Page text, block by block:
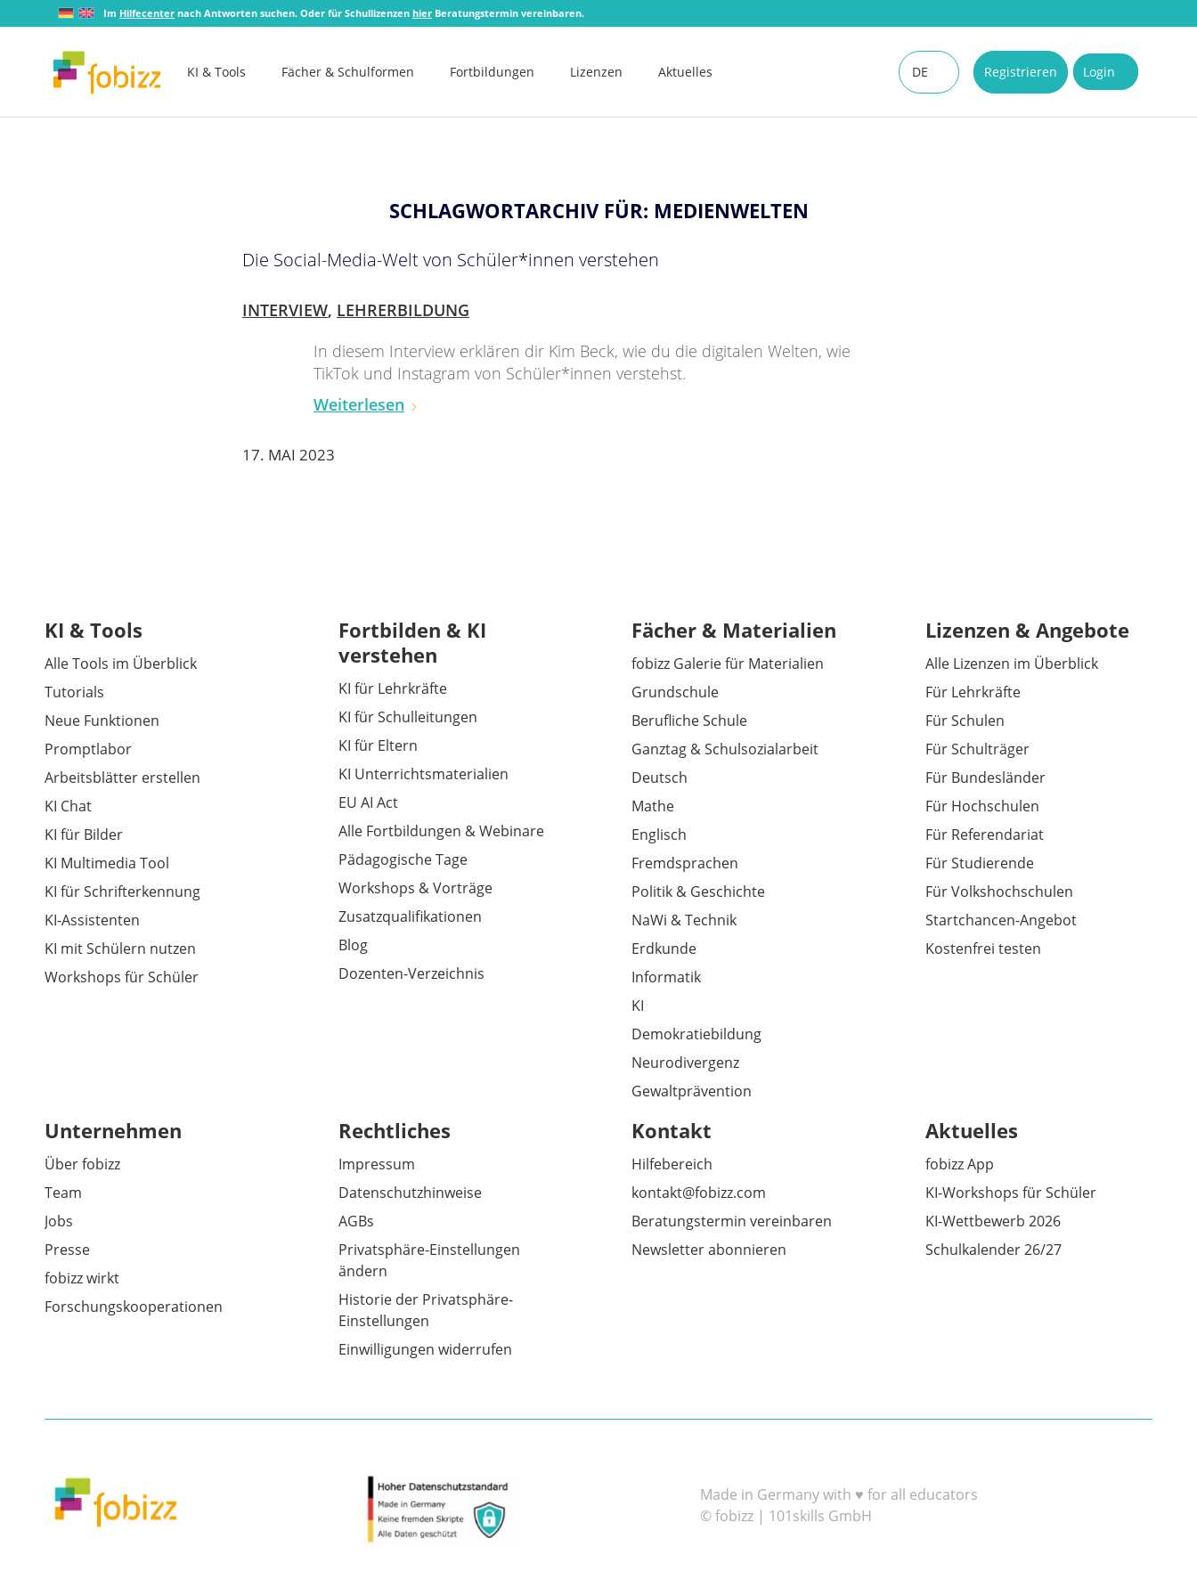
Im Hilfecenter nach Antworten suchen. Oder für Schullizenzen hier Beratungstermin vereinbaren.
KI & Tools Fächer & Schulformen Fortbildungen Lizenzen Aktuelles Registrieren Login
DE
SCHLAGWORTARCHIV FÜR: MEDIENWELTEN
Die Social-Media-Welt von Schüler*innen verstehen
INTERVIEW, LEHRERBILDUNG
In diesem Interview erklären dir Kim Beck, wie du die digitalen Welten, wie
TikTok und Instagram von Schüler*innen verstehst.
Weiterlesen
17. MAI 2023
KI & Tools
Alle Tools im Überblick
Tutorials
Neue Funktionen
Promptlabor
Arbeitsblätter erstellen
KI Chat
KI für Bilder
KI Multimedia Tool
KI für Schrifterkennung
KI-Assistenten
KI mit Schülern nutzen
Workshops für Schüler
Fortbilden & KI
verstehen
KI für Lehrkräfte
KI für Schulleitungen
KI für Eltern
KI Unterrichtsmaterialien
EU AI Act
Alle Fortbildungen & Webinare
Pädagogische Tage
Workshops & Vorträge
Zusatzqualifikationen
Blog
Dozenten-Verzeichnis
Fächer & Materialien
fobizz Galerie für Materialien
Grundschule
Berufliche Schule
Ganztag & Schulsozialarbeit
Deutsch
Mathe
Englisch
Fremdsprachen
Politik & Geschichte
NaWi & Technik
Erdkunde
Informatik
KI
Demokratiebildung
Neurodivergenz
Gewaltprävention
Lizenzen & Angebote
Alle Lizenzen im Überblick
Für Lehrkräfte
Für Schulen
Für Schulträger
Für Bundesländer
Für Hochschulen
Für Referendariat
Für Studierende
Für Volkshochschulen
Startchancen-Angebot
Kostenfrei testen
Unternehmen
Über fobizz
Team
Jobs
Presse
fobizz wirkt
Forschungskooperationen
Rechtliches
Impressum
Datenschutzhinweise
AGBs
Privatsphäre-Einstellungen
ändern
Historie der Privatsphäre-
Einstellungen
Einwilligungen widerrufen
Kontakt
Hilfebereich
kontakt@fobizz.com
Beratungstermin vereinbaren
Newsletter abonnieren
Aktuelles
fobizz App
KI-Workshops für Schüler
KI-Wettbewerb 2026
Schulkalender 26/27
Made in Germany with ♥ for all educators
© fobizz | 101skills GmbH